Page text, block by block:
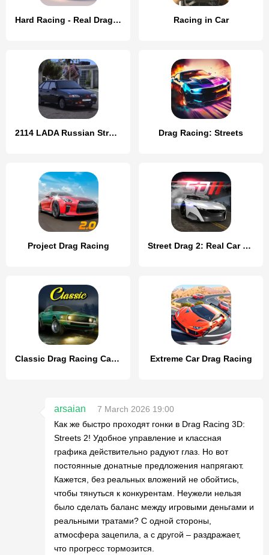
Hard Racing - Real Drag Racing Racing in Car
2114 LADA Russian Streets Drag Drag Racing: Streets
Project Drag Racing Street Drag 2: Real Car Racing
Classic Drag Racing Car Game Extreme Car Drag Racing
arsaian
7 March 2026 19:00
Как же быстро проходят гонки в Drag Racing 3D:
Streets 2! Удобное управление и классная
графика действительно радуют глаз. Но вот
постоянные донатные предложения напрягают.
Кажется, без реальных вложений не обойтись,
чтобы тянуться к конкурентам. Неужели нельзя
было сделать баланс между игровыми деньгами и
реальными тратами? С одной стороны,
атмосфера зацепила, а с другой – раздражает,
что прогресс тормозится.